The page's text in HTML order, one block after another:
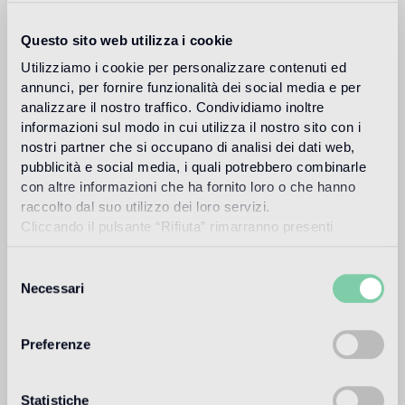
Questo sito web utilizza i cookie
Utilizziamo i cookie per personalizzare contenuti ed
annunci, per fornire funzionalità dei social media e per
analizzare il nostro traffico. Condividiamo inoltre
informazioni sul modo in cui utilizza il nostro sito con i
nostri partner che si occupano di analisi dei dati web,
pubblicità e social media, i quali potrebbero combinarle
con altre informazioni che ha fornito loro o che hanno
raccolto dal suo utilizzo dei loro servizi.
Cliccando il pulsante “Rifiuta” rimarranno presenti
tecnici.
delNecessari
Preferenze
Statistiche
Uso previsto
Suelo de interior
Suelo de tráfico ligero en espacios residenciales y comerciales
(tiendas, restaurantes, etc.)
Suelo de exteriores
no apto
Piscina y SPA
Revestimiento de interior